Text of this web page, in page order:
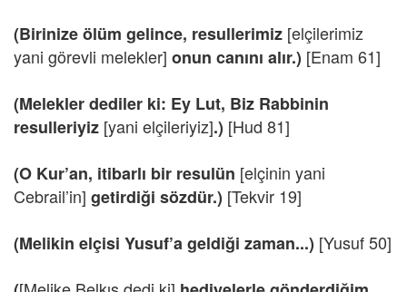
(Birinize ölüm gelince, resullerimiz [elçilerimiz
yani görevli melekler] onun canını alır.) [Enam 61]
(Melekler dediler ki: Ey Lut, Biz Rabbinin
resulleriyiz [yani elçileriyiz].) [Hud 81]
(O Kur’an, itibarlı bir resulün [elçinin yani
Cebrail’in] getirdiği sözdür.) [Tekvir 19]
(Melikin elçisi Yusuf’a geldiği zaman...) [Yusuf 50]